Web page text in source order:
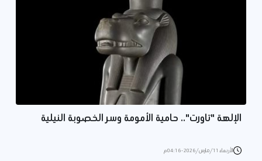
الإلهة "تاورت".. حامية الأمومة وسر الخصوبة النيلية
الأربعاء 11/مارس/2026 - 04:16 م